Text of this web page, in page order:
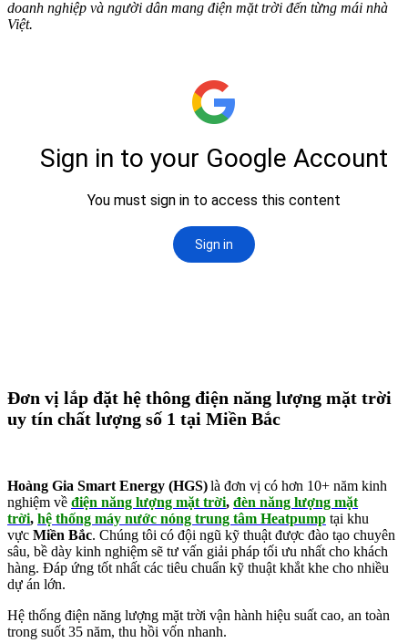
doanh nghiệp và người dân mang điện mặt trời đến từng mái nhà
Việt.
Đơn vị lắp đặt hệ thông điện năng lượng mặt trời
uy tín chất lượng số 1 tại Miền Bắc
Hoàng Gia Smart Energy (HGS)là đơn vị có hơn 10+ năm kinh
nghiệm về điện năng lượng mặt trời, đèn năng lượng mặt
trời, hệ thống máy nước nóng trung tâm Heatpump tại khu
vực Miền Bắc. Chúng tôi có đội ngũ kỹ thuật được đào tạo chuyên
sâu, bề dày kinh nghiệm sẽ tư vấn giải pháp tối ưu nhất cho khách
hàng. Đáp ứng tốt nhất các tiêu chuẩn kỹ thuật khắt khe cho nhiều
dự án lớn.
Hệ thống điện năng lượng mặt trời vận hành hiệu suất cao, an toàn
trong suốt 35 năm, thu hồi vốn nhanh.